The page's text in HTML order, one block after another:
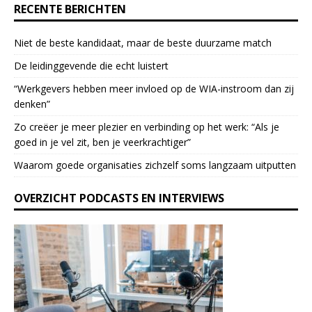
.
l
e
a
s
e
l
a
v
t
h
i
s
f
i
e
l
RECENTE BERICHTEN
Niet de beste kandidaat, maar de beste duurzame match
De leidinggevende die echt luistert
“Werkgevers hebben meer invloed op de WIA-instroom dan zij
denken”
Zo creëer je meer plezier en verbinding op het werk: “Als je
goed in je vel zit, ben je veerkrach­tiger”
Waarom goede organisaties zichzelf soms langzaam uitputten
OVERZICHT PODCASTS EN INTERVIEWS